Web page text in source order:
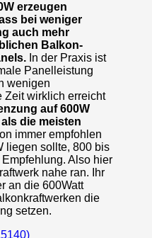
erzeugen
bei weniger
auch mehr
Balkon-
In der Praxis ist
Panelleistung
wenigen
Zeit wirklich erreicht
auf 600W
die meisten
immer empfohlen
liegen sollte, 800 bis
Also hier
nahe ran. Ihr
an die 600Watt
die
setzen.